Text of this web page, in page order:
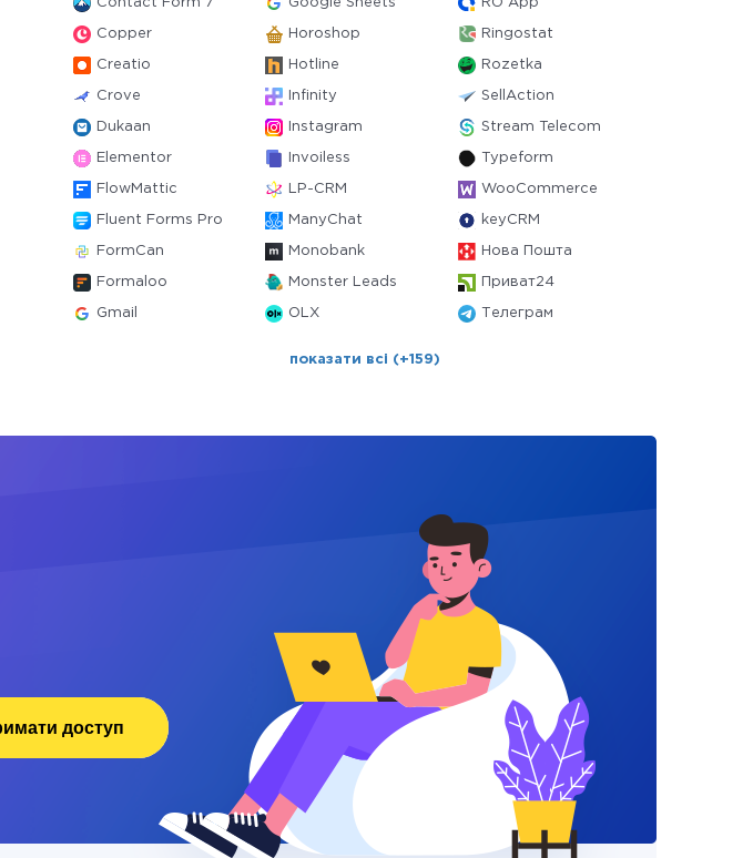
Contact Form 7 Google Sheets RO App
Copper Horoshop Ringostat
Creatio Hotline Rozetka
Crove Infinity SellAction
Dukaan Instagram Stream Telecom
Elementor Invoiless Typeform
FlowMattic LP-CRM WooCommerce
Fluent Forms Pro ManyChat keyCRM
FormCan Monobank Нова Пошта
Formaloo Monster Leads Приват24
Gmail OLX Телеграм
показати всі (+159)
доступ